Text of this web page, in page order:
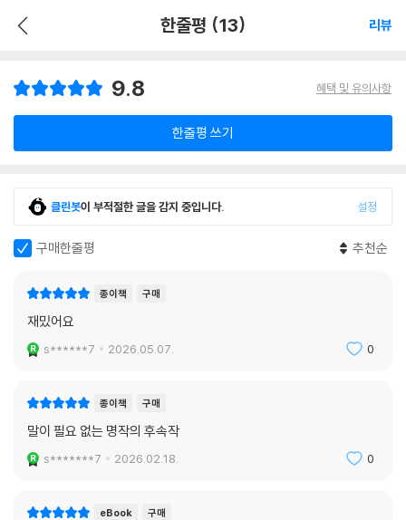
한줄평 (13) 리뷰
9.8 혜택 및 유의사항
한줄평 쓰기
클린봇이 부적절한 글을 감지 중입니다. 설정
구매한줄평 추천순
종이책 구매
재밌어요
s******7 2026.05.07. 0
종이책 구매
말이 필요 없는 명작의 후속작
s*******7 2026.02.18. 0
eBook 구매